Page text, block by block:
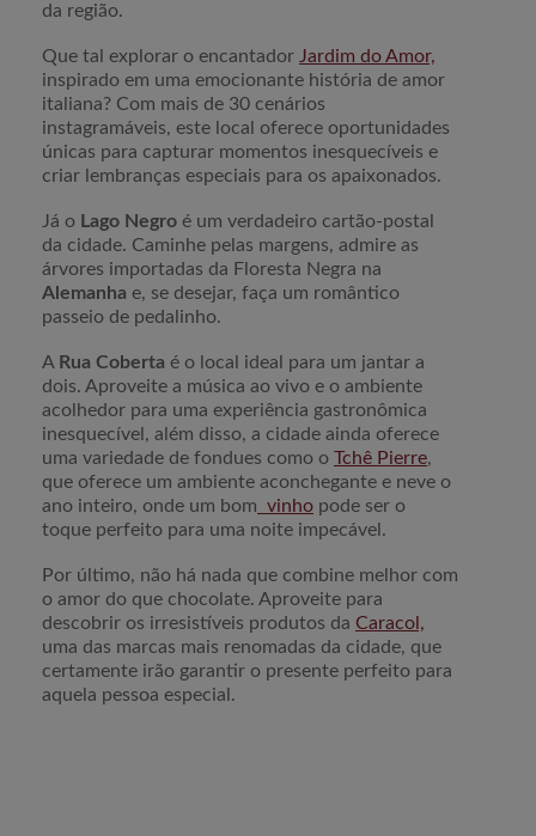
da região.
Que tal explorar o encantador Jardim do Amor,
inspirado em uma emocionante história de amor
italiana? Com mais de 30 cenários
instagramáveis, este local oferece oportunidades
únicas para capturar momentos inesquecíveis e
criar lembranças especiais para os apaixonados.
Já o Lago Negro é um verdadeiro cartão-postal
da cidade. Caminhe pelas margens, admire as
árvores importadas da Floresta Negra na
Alemanha e, se desejar, faça um romântico
passeio de pedalinho.
A Rua Coberta é o local ideal para um jantar a
dois. Aproveite a música ao vivo e o ambiente
acolhedor para uma experiência gastronômica
inesquecível, além disso, a cidade ainda oferece
uma variedade de fondues como o Tchê Pierre,
que oferece um ambiente aconchegante e neve o
ano inteiro, onde um bom vinho pode ser o
toque perfeito para uma noite impecável.
Por último, não há nada que combine melhor com
o amor do que chocolate. Aproveite para
descobrir os irresistíveis produtos da Caracol,
uma das marcas mais renomadas da cidade, que
certamente irão garantir o presente perfeito para
aquela pessoa especial.